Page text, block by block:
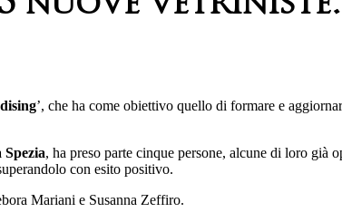
’, che ha come obiettivo quello di formare e
, ha preso parte cinque persone, alcune di loro già
con esito positivo.
Mariani e Susanna Zeffiro.